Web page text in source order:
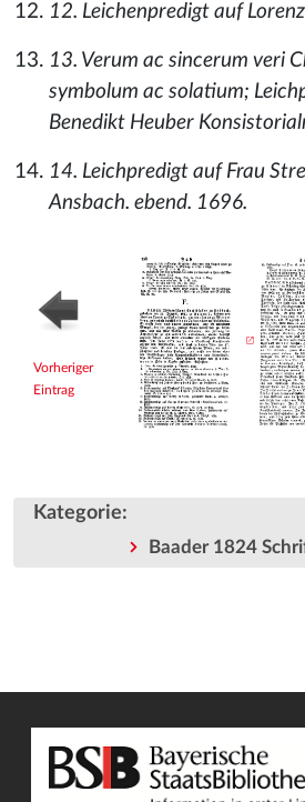
12. Leichenpredigt auf
13. Verum ac sincerum veri
symbolum ac solatium;
Benedikt Heuber
14. Leichpredigt auf Frau
Ansbach. ebend. 1696.
Vorheriger
Eintrag
Kategorie:
Baader 1824